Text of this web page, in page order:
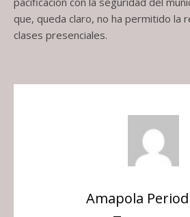
que, queda claro, no ha permitido la
clases presenciales.
Amapola